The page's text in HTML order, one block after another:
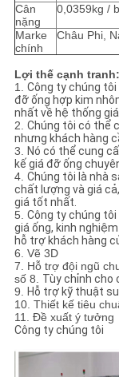
Cân
nặng
0,0359kg /
Marke
chính
Châu Phi,
Lợi thế cạnh tranh:
1. Công ty chúng
đỡ ống hợp kim
nhất về hệ thống
2. Chúng tôi có thể
nhưng khách hàng
3.
Nó có thể cung
kế giá đỡ ống
4. Chúng tôi là nhà
chất lượng và giá
giá tốt nhất.
5. Công ty chúng
giá ống, kinh
hỗ trợ khách hàng
6. Vẽ 3D
7. Hỗ trợ đội ngũ
số 8. Tùy chỉnh cho
9.
Hỗ trợ kỹ thuật
10. Thiết kế tiêu
11. Đề xuất ý tưởng
Công ty chúng tôi